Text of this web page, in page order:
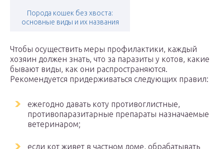
Порода кошек без хвоста:
основные виды и их названия
Чтобы осуществить меры профилактики, каждый
хозяин должен знать, что за паразиты у котов, какие
бывают виды, как они распространяются.
Рекомендуется придерживаться следующих правил:
ежегодно давать коту противоглистные,
противопаразитарные препараты назначаемые
ветеринаром;
если кот живет в частном доме, обрабатывать